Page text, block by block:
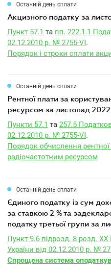
Останній день сплати
акцизного податку за
Пункт 57.1 та пп. 222.1.1
02.12.2010 р. № 2755-VI.
Порядок і строки сплати
Останній день сплати
рентної плати за користування радіочастотним
ресурсом за листопад
Пункти 57.1 та 257.5
02.12.2010 р. № 2755-VI.
Порядок обчислення
радіочастотним ресурсом
Останній день сплати
єдиного податку із сум доходів, що оподатковуються
за ставкою 2 % та
податку третьої групи за
Пункт 9.6 підрозд. 8 розд.
України від 02.12.2010 р. №
Спрощена система